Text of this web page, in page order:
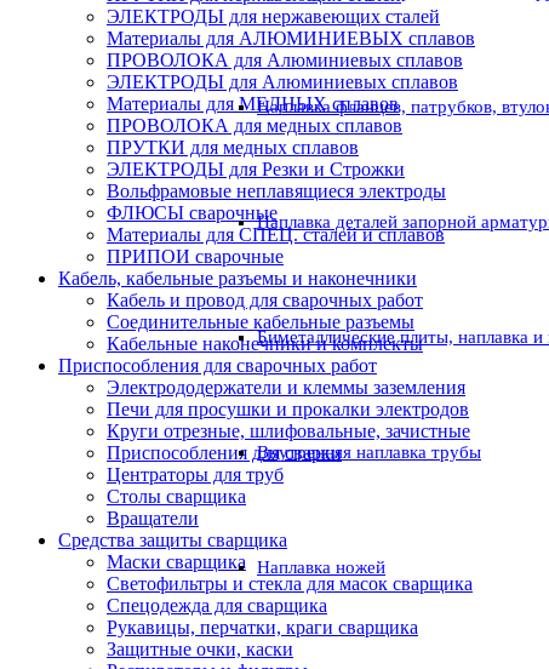
Наплавка фланцев, патрубков,
Наплавка деталей запорной
Биметаллические плиты, наплавка и
Внутренняя наплавка трубы
Наплавка ножей
ЭЛЕКТРОДЫ для нержавеющих сталей
Материалы для АЛЮМИНИЕВЫХ сплавов
ПРОВОЛОКА для Алюминиевых сплавов
ЭЛЕКТРОДЫ для Алюминиевых сплавов
Материалы для МЕДНЫХ сплавов
ПРОВОЛОКА для медных сплавов
ПРУТКИ для медных сплавов
ЭЛЕКТРОДЫ для Резки и Строжки
Вольфрамовые неплавящиеся электроды
ФЛЮСЫ сварочные
Материалы для СПЕЦ. сталей и сплавов
ПРИПОИ сварочные
Кабель, кабельные разъемы и наконечники
Кабель и провод для сварочных работ
Соединительные кабельные разъемы
Кабельные наконечники и комплекты
Приспособления для сварочных работ
Электрододержатели и клеммы заземления
Печи для просушки и прокалки электродов
Круги отрезные, шлифовальные, зачистные
Приспособления для сварки
Центраторы для труб
Столы сварщика
Вращатели
Средства защиты сварщика
Маски сварщика
Светофильтры и стекла для масок сварщика
Спецодежда для сварщика
Рукавицы, перчатки, краги сварщика
Защитные очки, каски